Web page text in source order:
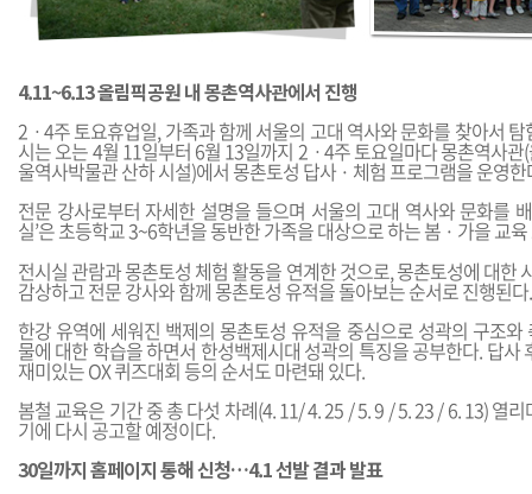
4.11~6.13 올림픽공원 내 몽촌역사관에서 진행
2ㆍ4주 토요휴업일, 가족과 함께 서울의 고대 역사와 문화를 찾아서
시는 오는 4월 11일부터 6월 13일까지 2ㆍ4주 토요일마다 몽촌역사
울역사박물관 산하 시설)에서 몽촌토성 답사 · 체험 프로그램을 운영한
전문 강사로부터 자세한 설명을 들으며 서울의 고대 역사와 문화를
실’은 초등학교 3~6학년을 동반한 가족을 대상으로 하는 봄 · 가을 교
전시실 관람과 몽촌토성 체험 활동을 연계한 것으로, 몽촌토성에 대한
감상하고 전문 강사와 함께 몽촌토성 유적을 돌아보는 순서로 진행된다.
한강 유역에 세워진 백제의 몽촌토성 유적을 중심으로 성곽의 구조와
물에 대한 학습을 하면서 한성백제시대 성곽의 특징을 공부한다. 답사
재미있는 OX 퀴즈대회 등의 순서도 마련돼 있다.
봄철 교육은 기간 중 총 다섯 차례(4. 11/ 4. 25 / 5. 9 / 5. 23 / 6. 13) 열
기에 다시 공고할 예정이다.
30일까지 홈페이지 통해 신청…4.1 선발 결과 발표